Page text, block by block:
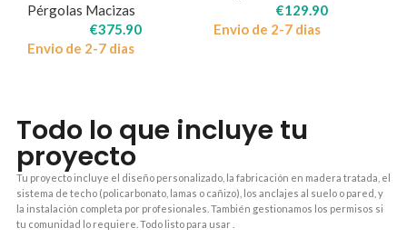
Pérgolas Macizas
€375.90
Envio de 2-7 dias
€129.90
Envio de 2-7 dias
Todo lo que incluye tu
proyecto
Tu proyecto incluye el diseño personalizado, la fabricación en madera tratada, el
sistema de techo (policarbonato, lamas o cañizo), los anclajes al suelo o pared, y
la instalación completa por profesionales. También gestionamos los permisos si
tu comunidad lo requiere. Todo listo para usar .